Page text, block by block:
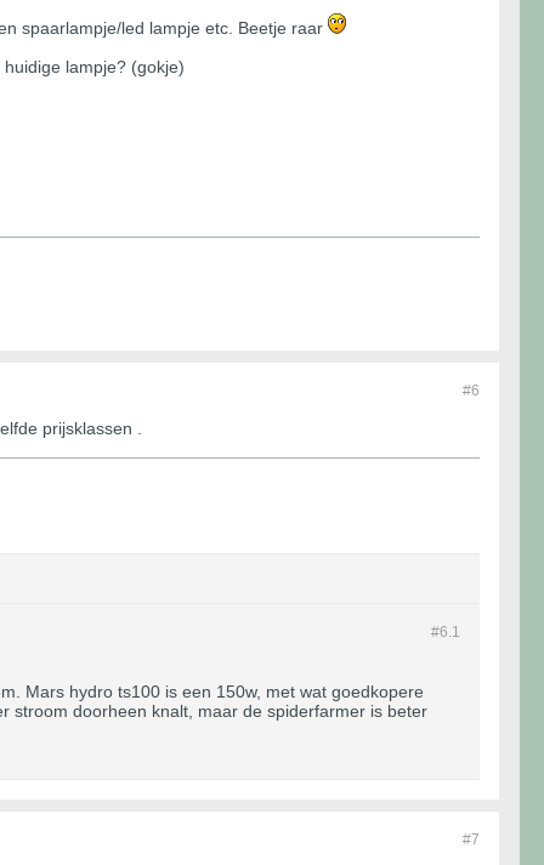
spaarlampje/led lampje etc. Beetje raar
lampje? (gokje)
#6
prijsklassen .
#6. 1
Mars hydro ts100 is een 150w, met wat goedkopere
stroom doorheen knalt, maar de spiderfarmer is beter
#7